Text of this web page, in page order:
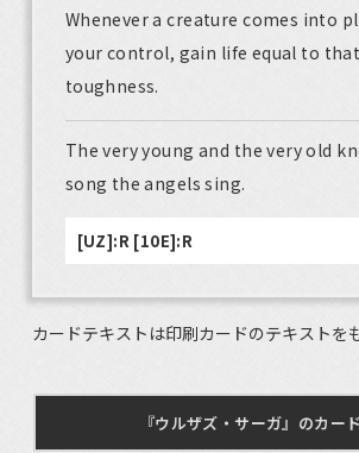
Whenever a creature comes into
your control, gain life equal to
toughness.
The very young and the very old
song the angels sing.
[UZ]:R [10E]:R
カードテキストは印刷カードのテキストを
『ウルザズ・サーガ』のカー